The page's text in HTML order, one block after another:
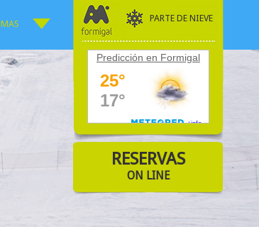
PARTE DE NIEVE
Predicción en Formigal
RESERVAS
ON LINE